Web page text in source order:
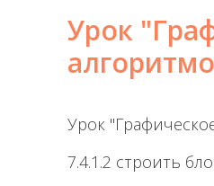
Урок
Урок
7.4.1.2 строить